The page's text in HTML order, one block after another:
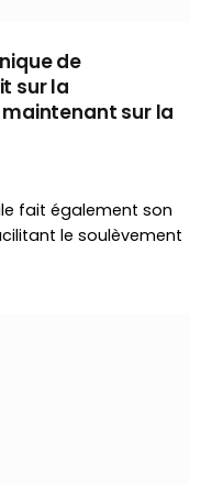
de
sur la
sur la
fait également son
le soulèvement